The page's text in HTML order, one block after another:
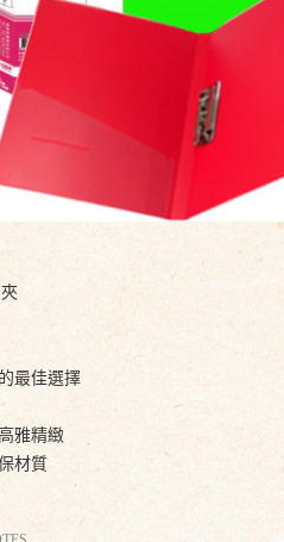
最佳選擇
雅精緻
材質